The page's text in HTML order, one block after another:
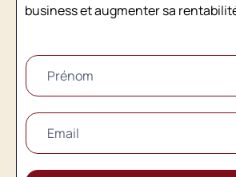
business et augmenter sa v.